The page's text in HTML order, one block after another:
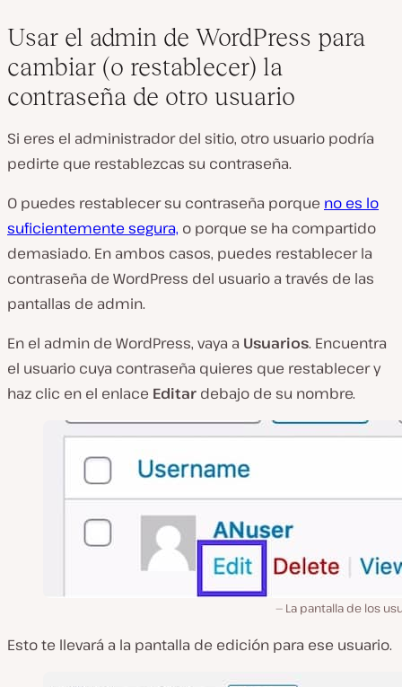
Usar el admin de WordPress para
cambiar (o restablecer) la
contraseña de otro usuario
Si eres el administrador del sitio, otro usuario podría
pedirte que restablezcas su contraseña.
O puedes restablecer su contraseña porque no es lo
suficientemente segura, o porque se ha compartido
demasiado. En ambos casos, puedes restablecer la
contraseña de WordPress del usuario a través de las
pantallas de admin.
En el admin de WordPress, vaya a Usuarios. Encuentra
el usuario cuya contraseña quieres que restablecer y
haz clic en el enlace Editar debajo de su nombre.
La pantalla de los
Esto te llevará a la pantalla de edición para ese usuario.